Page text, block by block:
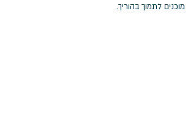
מוכנים לתמוך בהוריך.